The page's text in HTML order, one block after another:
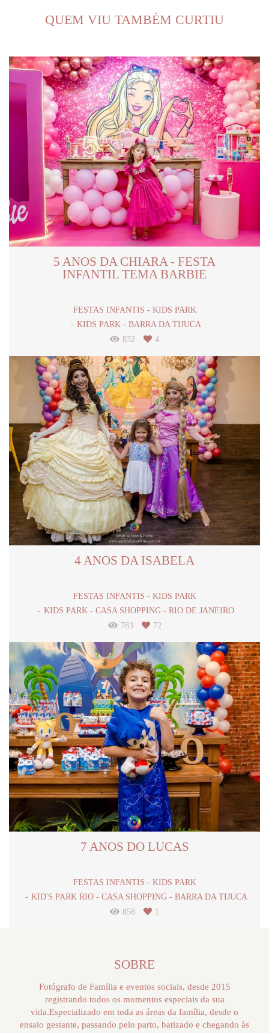
QUEM VIU TAMBÉM CURTIU
5 ANOS DA CHIARA - FESTA
INFANTIL TEMA BARBIE
FESTAS INFANTIS - KIDS PARK
KIDS PARK - BARRA DA TIJUCA
832
4
4 ANOS DA ISABELA
FESTAS INFANTIS - KIDS PARK
KIDS PARK - CASA SHOPPING - RIO DE JANEIRO
783
72
7 ANOS DO LUCAS
FESTAS INFANTIS - KIDS PARK
KID'S PARK RIO - CASA SHOPPING - BARRA DA TIJUCA
858
1
SOBRE
Fotógrafo de Família e eventos sociais, desde 2015
registrando todos os momentos especiais da sua
vida.Especializado em toda as áreas da família, desde o
ensaio gestante, passando pelo parto, batizado e chegando às